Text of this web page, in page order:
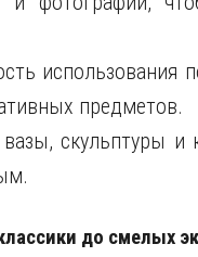
использования
предметов.
скульптуры и
до смелых